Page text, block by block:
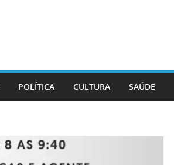
POLÍTICA CULTURA SAÚDE